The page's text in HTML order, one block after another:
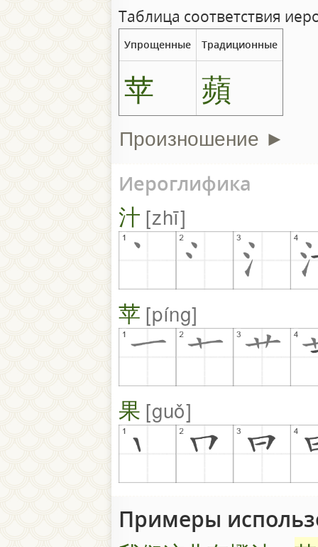
Таблица соответствия
Упрощенные Традиционные
苹 蘋
Произношение ►
Иероглифика
汁 zhī
苹 píng
果 guǒ
Примеры